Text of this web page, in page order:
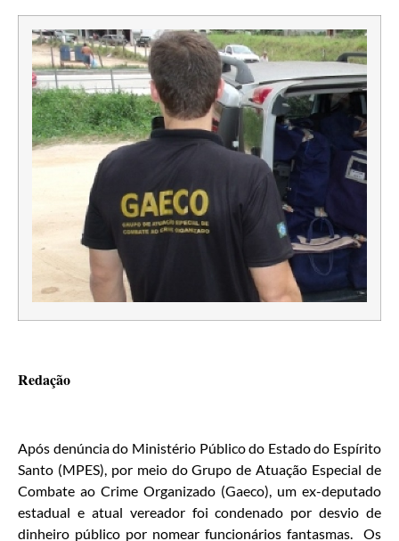
Redação
Após denúncia do Ministério Público do Estado do Espírito
Santo (MPES), por meio do Grupo de Atuação Especial de
Combate ao Crime Organizado (Gaeco), um ex-deputado
estadual e atual vereador foi condenado por desvio de
dinheiro público por nomear funcionários fantasmas. Os